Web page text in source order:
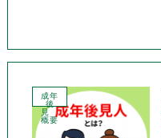
成年
後
見
概要